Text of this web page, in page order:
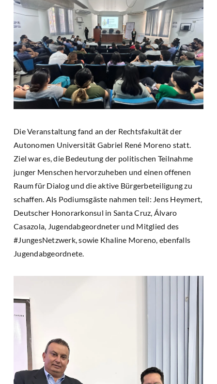
Die Veranstaltung fand an der Rechtsfakultät der
Autonomen Universität Gabriel René Moreno statt.
Ziel war es, die Bedeutung der politischen Teilnahme
junger Menschen hervorzuheben und einen offenen
Raum für Dialog und die aktive Bürgerbeteiligung zu
schaffen. Als Podiumsgäste nahmen teil: Jens Heymert,
Deutscher Honorarkonsul in Santa Cruz, Álvaro
Casazola, Jugendabgeordneter und Mitglied des
#JungesNetzwerk, sowie Khaline Moreno, ebenfalls
Jugendabgeordnete.